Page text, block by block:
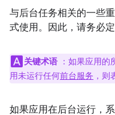
与后台任务相关的一些
式使用。因此，请务必定
关键术语 ：如果应用
用未运行任何前台服务 ，则
如果应用在后台运行，